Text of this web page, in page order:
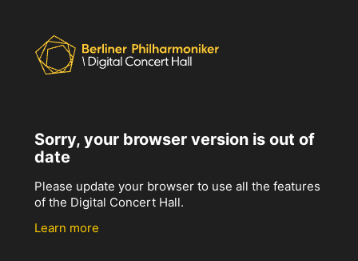
Sorry, your browser version is out of
date
Please update your browser to use all the features
of the Digital Concert Hall.
Learn more